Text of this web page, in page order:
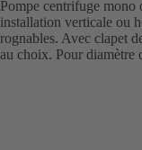
Pompe centrifuge
installation verticale ou
rognables. Avec clapet
au choix. Pour diamètre